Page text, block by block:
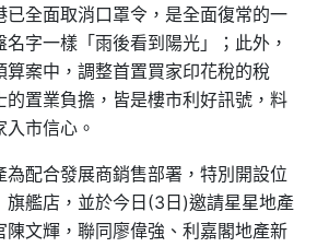
已全面取消口罩令，是全面復常的一
字一樣「雨後看到陽光」；此外，
算案中，調整首置買家印花稅的稅
的置業負擔，皆是樓市利好訊號，料
市信心。
為配合發展商銷售部署，特別開設位
旗艦店，並於今日(3日)邀請星星地產
陳文輝，聯同廖偉強、利嘉閣地產新